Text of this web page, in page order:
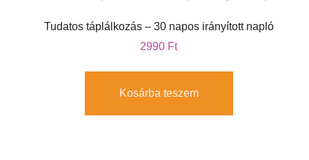
Tudatos táplálkozás – 30 napos irányított napló
2990 Ft
Kosárba teszem